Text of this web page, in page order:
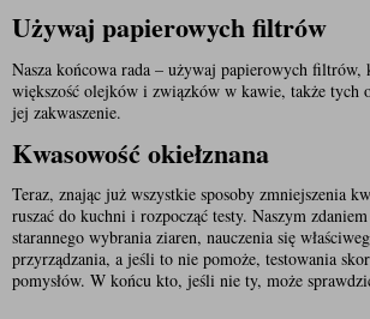
Używaj papierowych filtrów
Nasza końcowa rada – używaj papierowych filtrów,
większość olejków i związków w kawie, także tych
jej zakwaszenie.
Kwasowość okiełznana
Teraz, znając już wszystkie sposoby zmniejszenia
ruszać do kuchni i rozpocząć testy. Naszym
starannego wybrania ziaren, nauczenia się
przyrządzania, a jeśli to nie pomoże, testowania
pomysłów. W końcu kto, jeśli nie ty, może